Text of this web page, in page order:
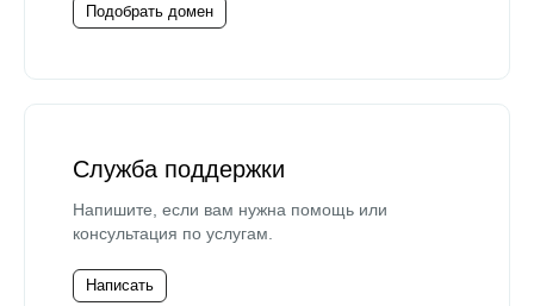
Подобрать домен
Служба поддержки
Напишите, если вам нужна помощь или
консультация по услугам.
Написать